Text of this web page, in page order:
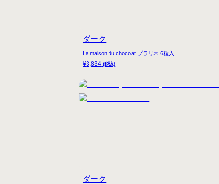
¥3,834 (税込)
La maison du chocolat プラリネ 6粒入
ダーク
ダーク